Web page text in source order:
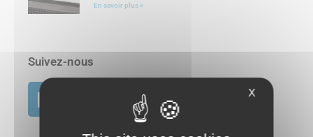
En savoir plus »
Suivez-nous
X